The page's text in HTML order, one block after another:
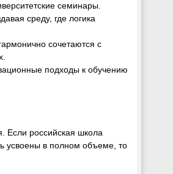
семинары.
среду, где логика
сочетаются с
подходы к обучению
Если российская школа
усвоены в полном объеме, то